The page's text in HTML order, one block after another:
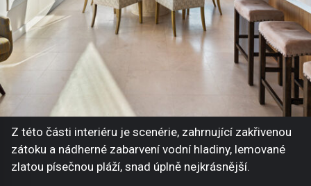
Z této části interiéru je scenérie, zahrnující zakřivenou
zátoku a nádherné zabarvení vodní hladiny, lemované
zlatou písečnou pláží, snad úplně nejkrásnější.